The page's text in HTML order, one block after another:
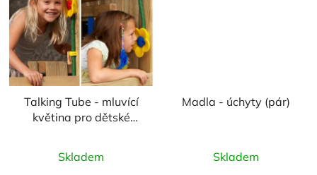
Talking Tube - mluvící
květina pro dětské
hodnocení
Skladem
Madla - úchyty (pár)
hodnocení
Skladem